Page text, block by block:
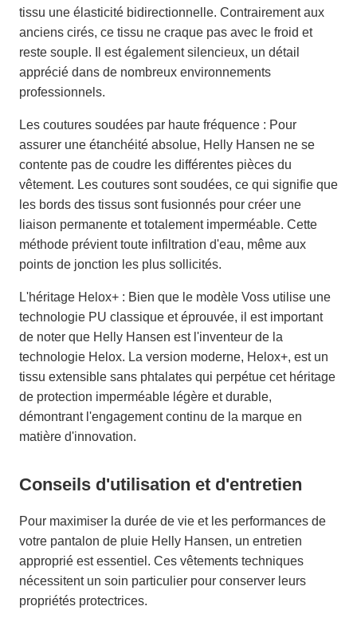
tissu une élasticité bidirectionnelle. Contrairement aux
anciens cirés, ce tissu ne craque pas avec le froid et
reste souple. Il est également silencieux, un détail
apprécié dans de nombreux environnements
professionnels.
Les coutures soudées par haute fréquence : Pour
assurer une étanchéité absolue, Helly Hansen ne se
contente pas de coudre les différentes pièces du
vêtement. Les coutures sont soudées, ce qui signifie que
les bords des tissus sont fusionnés pour créer une
liaison permanente et totalement imperméable. Cette
méthode prévient toute infiltration d'eau, même aux
points de jonction les plus sollicités.
L'héritage Helox+ : Bien que le modèle Voss utilise une
technologie PU classique et éprouvée, il est important
de noter que Helly Hansen est l'inventeur de la
technologie Helox. La version moderne, Helox+, est un
tissu extensible sans phtalates qui perpétue cet héritage
de protection imperméable légère et durable,
démontrant l'engagement continu de la marque en
matière d'innovation.
Conseils d'utilisation et d'entretien
Pour maximiser la durée de vie et les performances de
votre pantalon de pluie Helly Hansen, un entretien
approprié est essentiel. Ces vêtements techniques
nécessitent un soin particulier pour conserver leurs
propriétés protectrices.